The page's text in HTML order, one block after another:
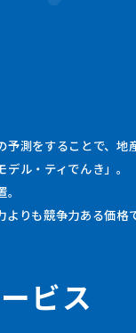
測をすることで、
ル・ティでんき」。
りも競争力ある価格
ー ビス